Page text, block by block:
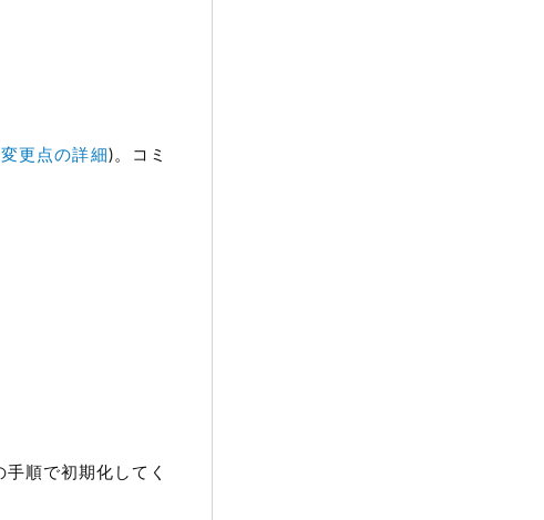
変更点の詳細 )。コミ
手順で初期化してく